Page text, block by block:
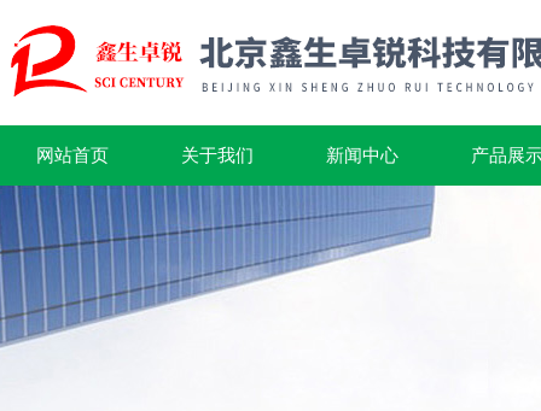
网站首页 关于我们 新闻中心 产品展